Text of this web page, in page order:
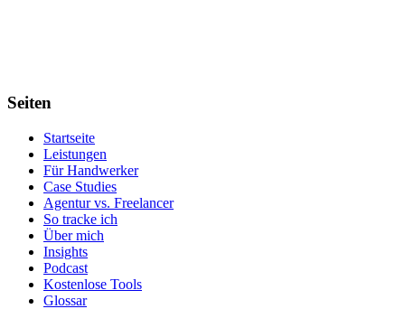
Seiten
Startseite
Leistungen
Für Handwerker
Case Studies
Agentur vs. Freelancer
So tracke ich
Über mich
Insights
Podcast
Kostenlose Tools
Glossar